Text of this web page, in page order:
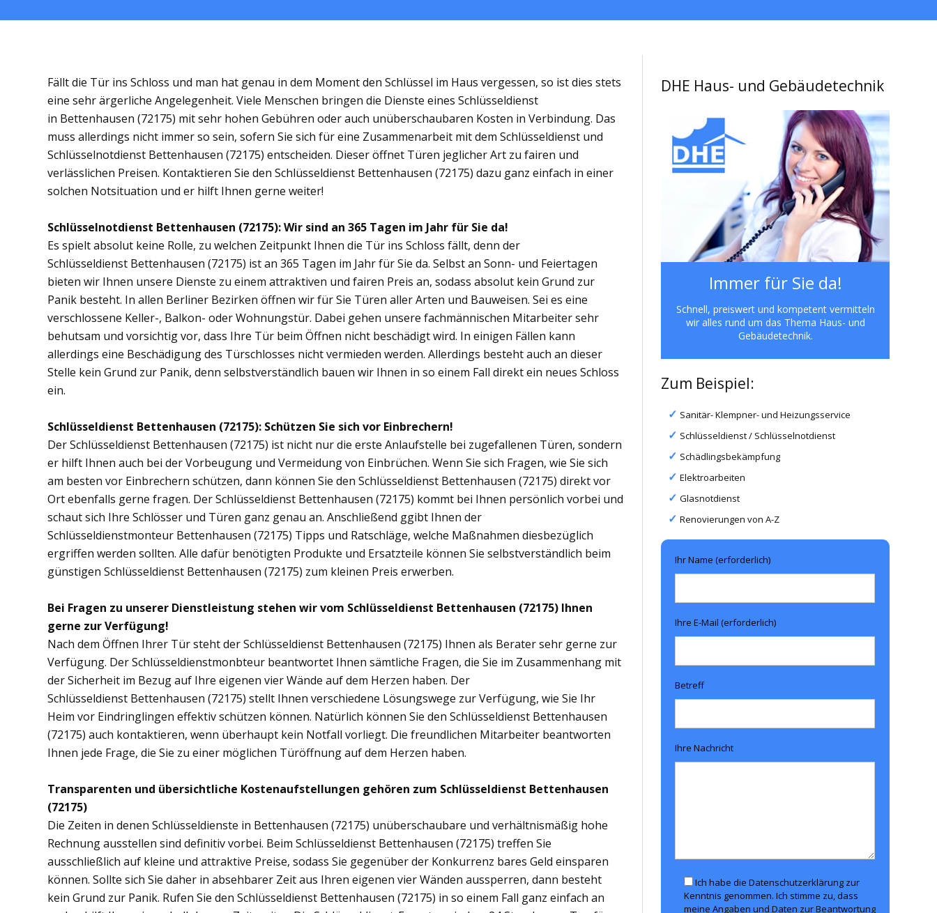
DHE Haus- und Gebäudetechnik
Immer für Sie da!
Schnell, preiswert und kompetent vermitteln
wir alles rund um das Thema Haus- und
Gebäudetechnik.
Zum Beispiel:
Sanitär- Klempner- und Heizungsservice
Schlüsseldienst / Schlüsselnotdienst
Schädlingsbekämpfung
Elektroarbeiten
Glasnotdienst
Renovierungen von A-Z
Ihr Name (erforderlich)
Ihre E-Mail (erforderlich)
Betreff
Ihre Nachricht
Ich habe die Datenschutzerklärung zur
Kenntnis genommen. Ich stimme zu, dass
meine Angaben und Daten zur Beantwortung
Fällt die Tür ins Schloss und man hat genau in dem Moment den Schlüssel im Haus vergessen, so ist dies stets
eine sehr ärgerliche Angelegenheit. Viele Menschen bringen die Dienste eines Schlüsseldienst
in Bettenhausen (72175) mit sehr hohen Gebühren oder auch unüberschaubaren Kosten in Verbindung. Das
muss allerdings nicht immer so sein, sofern Sie sich für eine Zusammenarbeit mit dem Schlüsseldienst und
Schlüsselnotdienst Bettenhausen (72175) entscheiden. Dieser öffnet Türen jeglicher Art zu fairen und
verlässlichen Preisen. Kontaktieren Sie den Schlüsseldienst Bettenhausen (72175) dazu ganz einfach in einer
solchen Notsituation und er hilft Ihnen gerne weiter!
Schlüsselnotdienst Bettenhausen (72175): Wir sind an 365 Tagen im Jahr für Sie da!
Es spielt absolut keine Rolle, zu welchen Zeitpunkt Ihnen die Tür ins Schloss fällt, denn der
Schlüsseldienst Bettenhausen (72175) ist an 365 Tagen im Jahr für Sie da. Selbst an Sonn- und Feiertagen
bieten wir Ihnen unsere Dienste zu einem attraktiven und fairen Preis an, sodass absolut kein Grund zur
Panik besteht. In allen Berliner Bezirken öffnen wir für Sie Türen aller Arten und Bauweisen. Sei es eine
verschlossene Keller-, Balkon- oder Wohnungstür. Dabei gehen unsere fachmännischen Mitarbeiter sehr
behutsam und vorsichtig vor, dass Ihre Tür beim Öffnen nicht beschädigt wird. In einigen Fällen kann
allerdings eine Beschädigung des Türschlosses nicht vermieden werden. Allerdings besteht auch an dieser
Stelle kein Grund zur Panik, denn selbstverständlich bauen wir Ihnen in so einem Fall direkt ein neues Schloss
ein.
Schlüsseldienst Bettenhausen (72175): Schützen Sie sich vor Einbrechern!
Der Schlüsseldienst Bettenhausen (72175) ist nicht nur die erste Anlaufstelle bei zugefallenen Türen, sondern
er hilft Ihnen auch bei der Vorbeugung und Vermeidung von Einbrüchen. Wenn Sie sich Fragen, wie Sie sich
am besten vor Einbrechern schützen, dann können Sie den Schlüsseldienst Bettenhausen (72175) direkt vor
Ort ebenfalls gerne fragen. Der Schlüsseldienst Bettenhausen (72175) kommt bei Ihnen persönlich vorbei und
schaut sich Ihre Schlösser und Türen ganz genau an. Anschließend ggibt Ihnen der
Schlüsseldienstmonteur Bettenhausen (72175) Tipps und Ratschläge, welche Maßnahmen diesbezüglich
ergriffen werden sollten. Alle dafür benötigten Produkte und Ersatzteile können Sie selbstverständlich beim
günstigen Schlüsseldienst Bettenhausen (72175) zum kleinen Preis erwerben.
Bei Fragen zu unserer Dienstleistung stehen wir vom Schlüsseldienst Bettenhausen (72175) Ihnen
gerne zur Verfügung!
Nach dem Öffnen Ihrer Tür steht der Schlüsseldienst Bettenhausen (72175) Ihnen als Berater sehr gerne zur
Verfügung. Der Schlüsseldienstmonbteur beantwortet Ihnen sämtliche Fragen, die Sie im Zusammenhang mit
der Sicherheit im Bezug auf Ihre eigenen vier Wände auf dem Herzen haben. Der
Schlüsseldienst Bettenhausen (72175) stellt Ihnen verschiedene Lösungswege zur Verfügung, wie Sie Ihr
Heim vor Eindringlingen effektiv schützen können. Natürlich können Sie den Schlüsseldienst Bettenhausen
(72175) auch kontaktieren, wenn überhaupt kein Notfall vorliegt. Die freundlichen Mitarbeiter beantworten
Ihnen jede Frage, die Sie zu einer möglichen Türöffnung auf dem Herzen haben.
Transparenten und übersichtliche Kostenaufstellungen gehören zum Schlüsseldienst Bettenhausen
(72175)
Die Zeiten in denen Schlüsseldienste in Bettenhausen (72175) unüberschaubare und verhältnismäßig hohe
Rechnung ausstellen sind definitiv vorbei. Beim Schlüsseldienst Bettenhausen (72175) treffen Sie
ausschließlich auf kleine und attraktive Preise, sodass Sie gegenüber der Konkurrenz bares Geld einsparen
können. Sollte sich Sie daher in absehbarer Zeit aus Ihren eigenen vier Wänden aussperren, dann besteht
kein Grund zur Panik. Rufen Sie den Schlüsseldienst Bettenhausen (72175) in so einem Fall ganz einfach an